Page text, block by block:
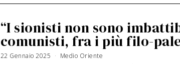
“I sionisti non sono
comunisti, fra i più filo-
22 Gennaio 2025 Medio Oriente